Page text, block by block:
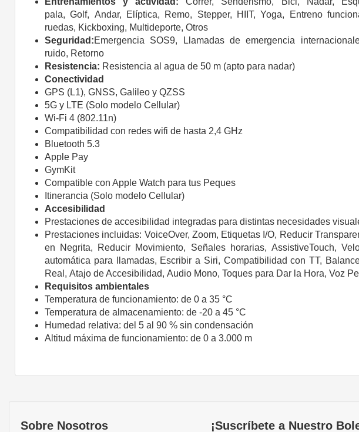
pala,Golf, Andar, Elíptica, Remo, Stepper, HIIT,Yoga, Entreno
ruedas, Kickboxing, Multideporte, Otros
Seguridad:Emergencia SOS9, Llamadas de emergencia
ruido, Retorno
Resistencia: Resistencia al agua de 50 m (apto para nadar)
Conectividad
GPS (L1), GNSS, Galileo y QZSS
5G y LTE (Solo modelo Cellular)
Wi-Fi 4 (802.11n)
Compatibilidad con redes wifi de hasta 2,4 GHz
Bluetooth 5.3
Apple Pay
GymKit
Compatible con Apple Watch para tus Peques
Itinerancia (Solo modelo Cellular)
Accesibilidad
Prestaciones de accesibilidad integradas para distintas necesidades
Prestaciones incluidas: VoiceOver, Zoom, Etiquetas I/O, Reducir
en Negrita,
Reducir Movimiento, Señales horarias, AssistiveTouch,
automática para llamadas, Escribir a Siri, Compatibilidad con TT,
Real, Atajo de Accesibilidad, Audio Mono, Toques para Dar la Hora, Voz
Requisitos ambientales
Temperatura de funcionamiento: de 0 a 35 °C
Temperatura de almacenamiento: de -20 a 45 °C
Humedad relativa: del 5 al 90 % sin condensación
Altitud máxima de funcionamiento: de 0 a 3.000 m
Sobre Nosotros ¡Suscríbete a Nuestro